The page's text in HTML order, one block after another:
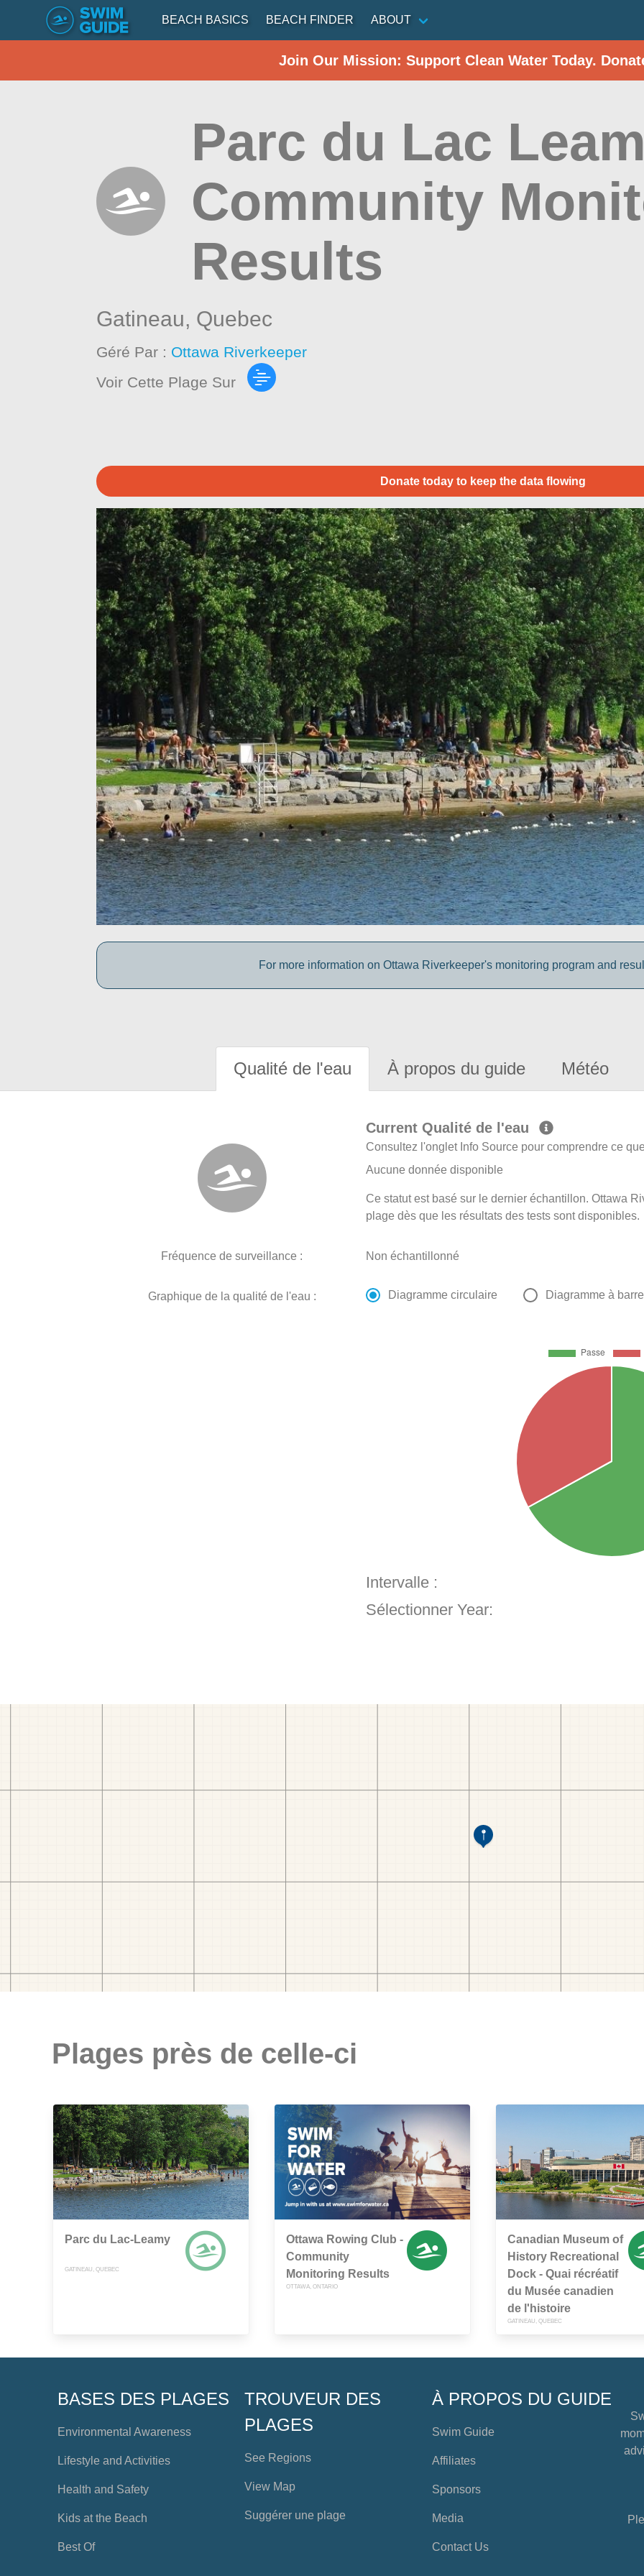
BEACH BASICS BEACH FINDER ABOUT
Join Our Mission: Support Clean Water Today.
Parc du Lac
Community
Results
Gatineau, Quebec
Géré Par : Ottawa Riverkeeper
Voir Cette Plage Sur
Donate today to keep the data flowing
For more information on Ottawa Riverkeeper's monitoring program and
Qualité de l'eau À propos du guide Météo
Current Qualité de l'eau
Consultez l'onglet Info Source pour comprendre ce
Aucune donnée disponible
Ce statut est basé sur le dernier échantillon. Ottawa
plage dès que les résultats des tests sont disponibles.
Fréquence de surveillance : Non échantillonné
Graphique de la qualité de l'eau : Diagramme circulaire Diagramme à
Intervalle :
Sélectionner Year:
Plages près de celle-ci
Parc du Lac-Leamy
GATINEAU, QUEBEC
Ottawa Rowing Club -
Community
Monitoring Results
OTTAWA, ONTARIO
Canadian Museum of
History Recreational
Dock - Quai récréatif
du Musée canadien
de l'histoire
GATINEAU, QUEBEC
BASES DES PLAGES
Environmental Awareness
Lifestyle and Activities
Health and Safety
Kids at the Beach
Best Of
TROUVEUR DES
PLAGES
See Regions
View Map
Suggérer une plage
À PROPOS DU GUIDE
Swim Guide
Affiliates
Sponsors
Media
Contact Us